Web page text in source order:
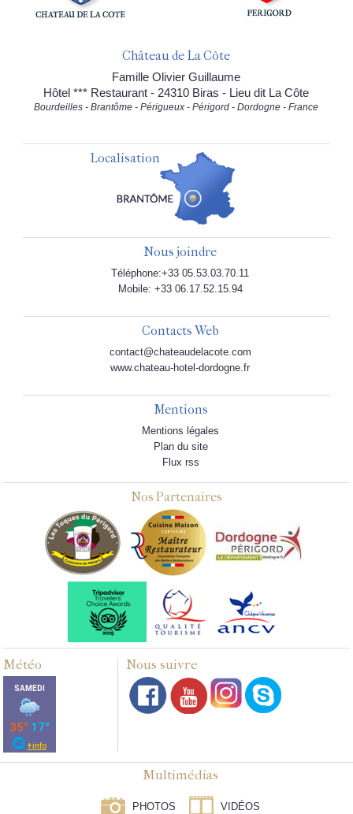
Château de La Côte
Famille Olivier Guillaume
Hôtel *** Restaurant - 24310 Biras - Lieu dit La Côte
Bourdeilles - Brantôme - Périgueux - Périgord - Dordogne - France
Localisation
Nous joindre
Téléphone:+33 05.53.03.70.11
Mobile: +33 06.17.52.15.94
Contacts Web
contact@chateaudelacote.com
www.chateau-hotel-dordogne.fr
Mentions
Mentions légales
Plan du site
Flux rss
Nos Partenaires
Météo Nous suivre
Multimédias
PHOTOS VIDÉOS